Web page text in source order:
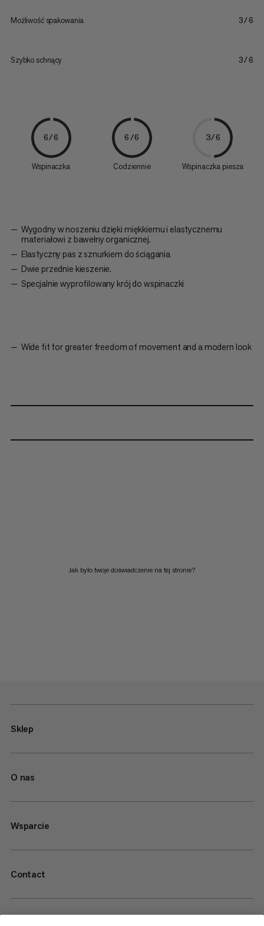
Możliwość spakowania 3/6
Szybko schnący 3/6
6/6
Wspinaczka
6/6
Codziennie
3/6
Wspinaczka piesza
Wygodny w noszeniu dzięki miękkiemu i elastycznemu
materiałowi z bawełny organicznej.
Elastyczny pas z sznurkiem do ściągania
Dwie przednie kieszenie.
Specjalnie wyprofilowany krój do wspinaczki
Wide fit for greater freedom of movement and a modern look
Jak było twoje doświadczenie na tej stronie?
Sklep
O nas
Wsparcie
Contact